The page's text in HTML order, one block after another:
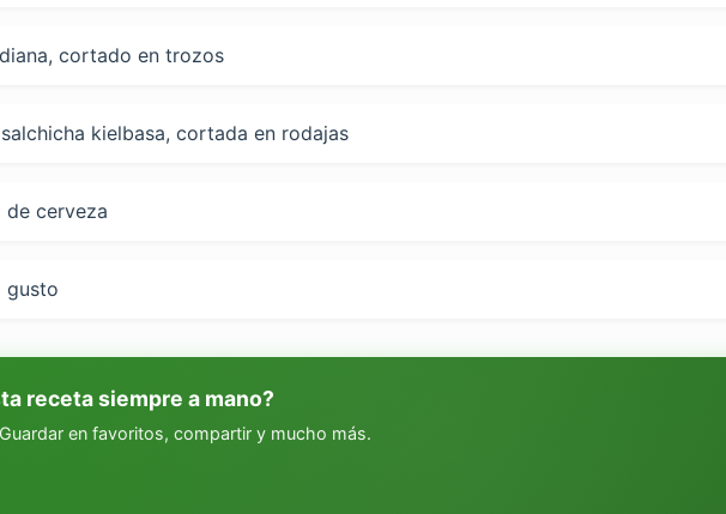
cortado en trozos
kielbasa, cortada en rodajas
de cerveza
gusto
receta siempre a mano?
en favoritos, compartir y mucho más.